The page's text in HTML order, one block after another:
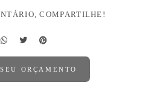
COMPARTILHE!
ORÇAMENTO